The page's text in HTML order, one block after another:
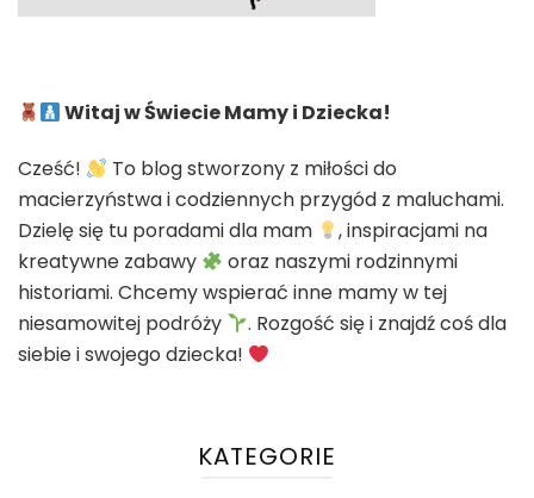
Witaj w Świecie Mamy i Dziecka!
Cześć!
To blog stworzony z miłości do
macierzyństwa i codziennych przygód z maluchami.
Dzielę się tu poradami dla mam
, inspiracjami na
kreatywne zabawy
oraz naszymi rodzinnymi
historiami. Chcemy wspierać inne mamy w tej
niesamowitej podróży
. Rozgość się i znajdź coś dla
siebie i swojego dziecka!
KATEGORIE